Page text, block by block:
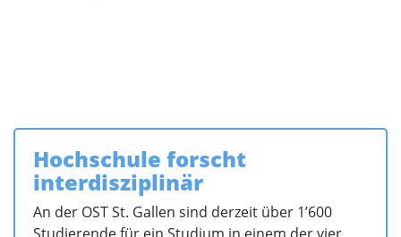
Hochschule forscht
interdisziplinär
An der OST St. Gallen sind derzeit über 1’600